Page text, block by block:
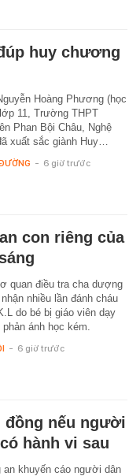
huy chương
Hoàng Phương (học
11, Trường THPT
Phan Bội Châu, Nghệ
xuất sắc giành Huy…
- 6 giờ trước
con riêng của
quan điều tra cha dượng
nhiều lần đánh cháu
do bé bị giáo viên dạy
ánh học kém.
- 6 giờ trước
đồng nếu người
hành vi sau
an khuyến cáo người dân